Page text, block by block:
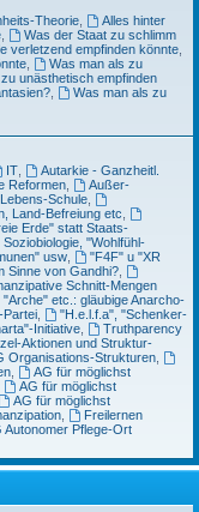
Theorie,
Alles hinter
,
Was der Staat zu schlimm
verletzend empfinden könnte,
,
Was man als zu
unästhetisch empfinden
,
Was man als zu
IT,
Autarkie - Ganzheitl.
Reformen,
Außer-
Lebens-Schule,
Land-Befreiung etc
Erde" statt Staats-
"Wohlfühl-
usw
"F4F" u "XR
Sinne von Gandhi?
Schnitt-Mengen
etc.: gläubige Anarcho-
Partei,
"H.e.l.f.a", "Schenker-
Initiative,
Truthparency
Aktionen und Struktur-
Organisations-Strukturen,
AG für möglichst
AG für möglichst
AG für möglichst
Freilernen
Autonomer Pflege-Ort